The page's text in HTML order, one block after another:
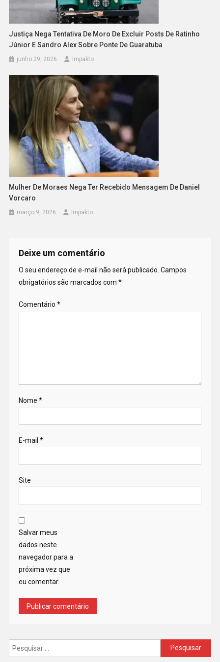
Justiça Nega Tentativa De Moro De Excluir Posts De Ratinho
Júnior E Sandro Alex Sobre Ponte De Guaratuba
junho 29, 2026 Impakto
Mulher De Moraes Nega Ter Recebido Mensagem De Daniel
Vorcaro
março 9, 2026 Impakto
Deixe um comentário
O seu endereço de e-mail não será publicado. Campos
obrigatórios são marcados com *
Comentário *
Nome *
E-mail *
Site
Salvar meus
dados neste
navegador para a
próxima vez que
eu comentar.
Pesquisar
por: